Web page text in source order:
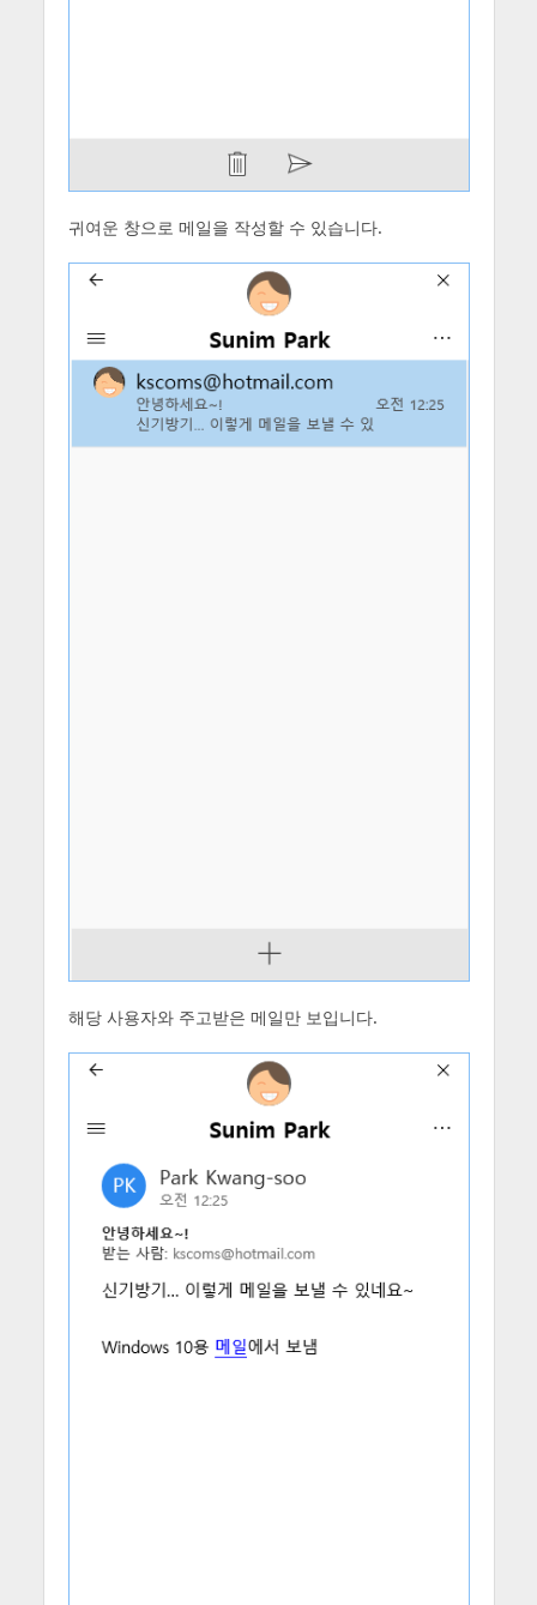
귀여운 창으로 메일을 작성할 수 있습니다.
해당 사용자와 주고받은 메일만 보입니다.